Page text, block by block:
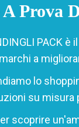
Prova
PACK
a
lo
su
scoprire